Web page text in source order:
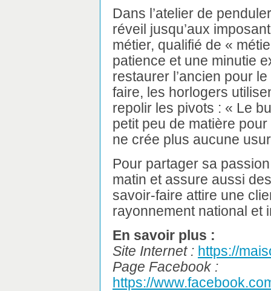
Dans l’atelier de
réveil jusqu’aux
métier, qualifié de «
patience et une minutie
restaurer l’ancien pour
faire, les horlogers
repolir les pivots : « Le
petit peu de matière pour
ne crée plus aucune
Pour partager sa
matin et assure aussi
savoir-faire attire une
rayonnement national et
En savoir plus :
Site Internet : https://
Page Facebook :
https://